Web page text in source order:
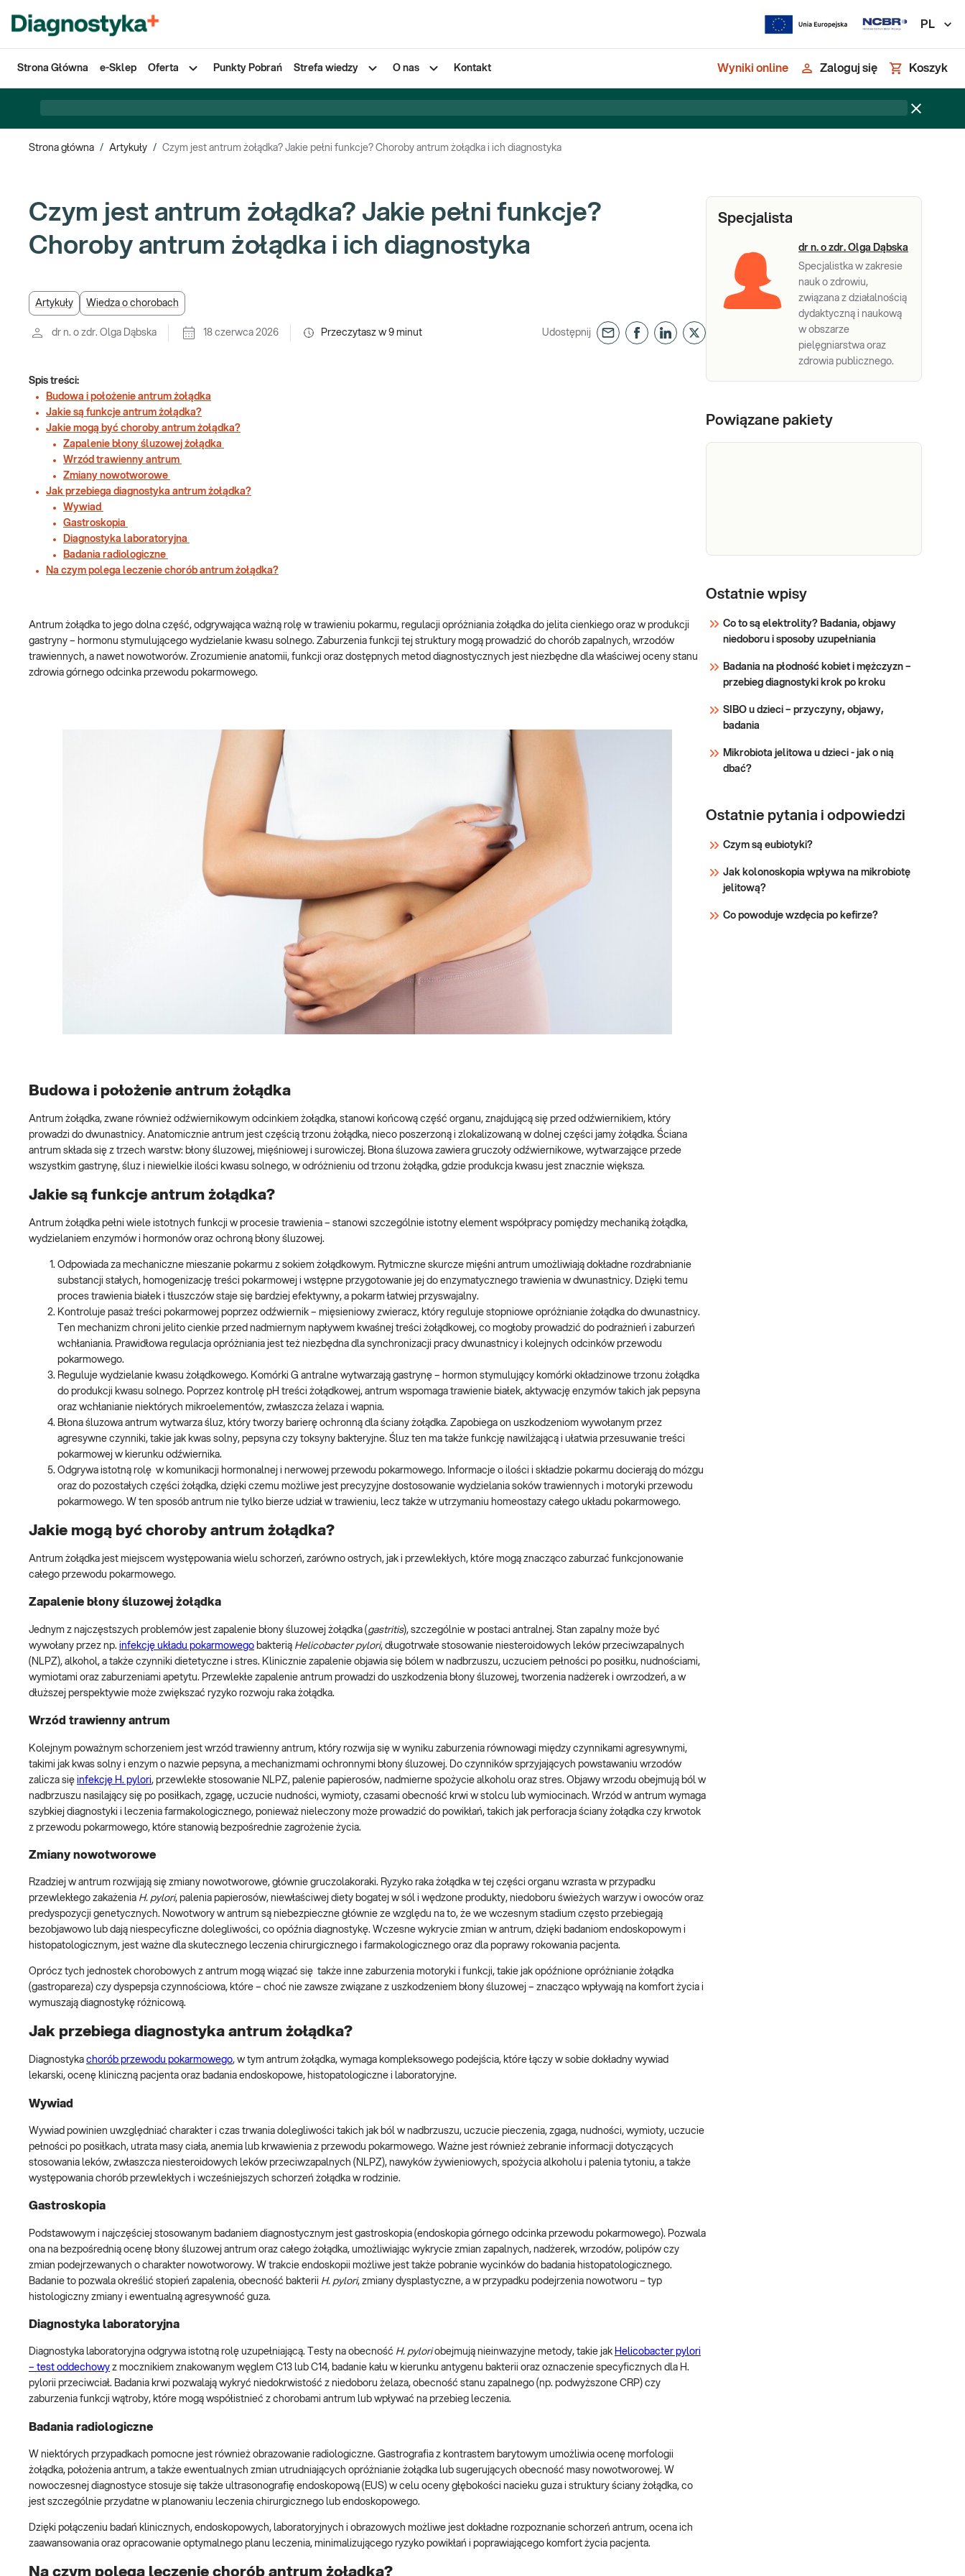
PL
Strona Główna e-Sklep Oferta Punkty Pobrań Strefa wiedzy O nas Kontakt Wyniki online Zaloguj się Koszyk
Strona główna / Artykuły / Czym jest antrum żołądka? Jakie pełni funkcje? Choroby antrum żołądka i ich diagnostyka
Czym jest antrum żołądka? Jakie pełni funkcje?
Choroby antrum żołądka i ich diagnostyka
Artykuły Wiedza o chorobach
dr n. o zdr. Olga Dąbska 18 czerwca 2026 Przeczytasz w 9 minut Udostępnij
Spis treści:
Budowa i położenie antrum żołądka
Jakie są funkcje antrum żołądka?
Jakie mogą być choroby antrum żołądka?
Zapalenie błony śluzowej żołądka
Wrzód trawienny antrum
Zmiany nowotworowe
Jak przebiega diagnostyka antrum żołądka?
Wywiad
Gastroskopia
Diagnostyka laboratoryjna
Badania radiologiczne
Na czym polega leczenie chorób antrum żołądka?
Antrum żołądka to jego dolna część, odgrywająca ważną rolę w trawieniu pokarmu, regulacji opróżniania żołądka do jelita cienkiego oraz w produkcji
gastryny – hormonu stymulującego wydzielanie kwasu solnego. Zaburzenia funkcji tej struktury mogą prowadzić do chorób zapalnych, wrzodów
trawiennych, a nawet nowotworów. Zrozumienie anatomii, funkcji oraz dostępnych metod diagnostycznych jest niezbędne dla właściwej oceny stanu
zdrowia górnego odcinka przewodu pokarmowego.
Budowa i położenie antrum żołądka
Antrum żołądka, zwane również odźwiernikowym odcinkiem żołądka, stanowi końcową część organu, znajdującą się przed odźwiernikiem, który
prowadzi do dwunastnicy. Anatomicznie antrum jest częścią trzonu żołądka, nieco poszerzoną i zlokalizowaną w dolnej części jamy żołądka. Ściana
antrum składa się z trzech warstw: błony śluzowej, mięśniowej i surowiczej. Błona śluzowa zawiera gruczoły odźwiernikowe, wytwarzające przede
wszystkim gastrynę, śluz i niewielkie ilości kwasu solnego, w odróżnieniu od trzonu żołądka, gdzie produkcja kwasu jest znacznie większa.
Jakie są funkcje antrum żołądka?
Antrum żołądka pełni wiele istotnych funkcji w procesie trawienia – stanowi szczególnie istotny element współpracy pomiędzy mechaniką żołądka,
wydzielaniem enzymów i hormonów oraz ochroną błony śluzowej.
Odpowiada za mechaniczne mieszanie pokarmu z sokiem żołądkowym. Rytmiczne skurcze mięśni antrum umożliwiają dokładne rozdrabnianie
substancji stałych, homogenizację treści pokarmowej i wstępne przygotowanie jej do enzymatycznego trawienia w dwunastnicy. Dzięki temu
proces trawienia białek i tłuszczów staje się bardziej efektywny, a pokarm łatwiej przyswajalny.
Kontroluje pasaż treści pokarmowej poprzez odźwiernik – mięsieniowy zwieracz, który reguluje stopniowe opróżnianie żołądka do dwunastnicy.
Ten mechanizm chroni jelito cienkie przed nadmiernym napływem kwaśnej treści żołądkowej, co mogłoby prowadzić do podrażnień i zaburzeń
wchłaniania. Prawidłowa regulacja opróżniania jest też niezbędna dla synchronizacji pracy dwunastnicy i kolejnych odcinków przewodu
pokarmowego.
Reguluje wydzielanie kwasu żołądkowego. Komórki G antralne wytwarzają gastrynę – hormon stymulujący komórki okładzinowe trzonu żołądka
do produkcji kwasu solnego. Poprzez kontrolę pH treści żołądkowej, antrum wspomaga trawienie białek, aktywację enzymów takich jak pepsyna
oraz wchłanianie niektórych mikroelementów, zwłaszcza żelaza i wapnia.
Błona śluzowa antrum wytwarza śluz, który tworzy barierę ochronną dla ściany żołądka. Zapobiega on uszkodzeniom wywołanym przez
agresywne czynniki, takie jak kwas solny, pepsyna czy toksyny bakteryjne. Śluz ten ma także funkcję nawilżającą i ułatwia przesuwanie treści
pokarmowej w kierunku odźwiernika.
Odgrywa istotną rolę w komunikacji hormonalnej i nerwowej przewodu pokarmowego. Informacje o ilości i składzie pokarmu docierają do mózgu
oraz do pozostałych części żołądka, dzięki czemu możliwe jest precyzyjne dostosowanie wydzielania soków trawiennych i motoryki przewodu
pokarmowego. W ten sposób antrum nie tylko bierze udział w trawieniu, lecz także w utrzymaniu homeostazy całego układu pokarmowego.
Jakie mogą być choroby antrum żołądka?
Antrum żołądka jest miejscem występowania wielu schorzeń, zarówno ostrych, jak i przewlekłych, które mogą znacząco zaburzać funkcjonowanie
całego przewodu pokarmowego.
Zapalenie błony śluzowej żołądka
Jednym z najczęstszych problemów jest zapalenie błony śluzowej żołądka (gastritis), szczególnie w postaci antralnej. Stan zapalny może być
wywołany przez np. infekcję układu pokarmowego bakterią Helicobacter pylori, długotrwałe stosowanie niesteroidowych leków przeciwzapalnych
(NLPZ), alkohol, a także czynniki dietetyczne i stres. Klinicznie zapalenie objawia się bólem w nadbrzuszu, uczuciem pełności po posiłku, nudnościami,
wymiotami oraz zaburzeniami apetytu. Przewlekłe zapalenie antrum prowadzi do uszkodzenia błony śluzowej, tworzenia nadżerek i owrzodzeń, a w
dłuższej perspektywie może zwiększać ryzyko rozwoju raka żołądka.
Wrzód trawienny antrum
Kolejnym poważnym schorzeniem jest wrzód trawienny antrum, który rozwija się w wyniku zaburzenia równowagi między czynnikami agresywnymi,
takimi jak kwas solny i enzym o nazwie pepsyna, a mechanizmami ochronnymi błony śluzowej. Do czynników sprzyjających powstawaniu wrzodów
zalicza się infekcję H. pylori, przewlekłe stosowanie NLPZ, palenie papierosów, nadmierne spożycie alkoholu oraz stres. Objawy wrzodu obejmują ból w
nadbrzuszu nasilający się po posiłkach, zgagę, uczucie nudności, wymioty, czasami obecność krwi w stolcu lub wymiocinach. Wrzód w antrum wymaga
szybkiej diagnostyki i leczenia farmakologicznego, ponieważ nieleczony może prowadzić do powikłań, takich jak perforacja ściany żołądka czy krwotok
z przewodu pokarmowego, które stanowią bezpośrednie zagrożenie życia.
Zmiany nowotworowe
Rzadziej w antrum rozwijają się zmiany nowotworowe, głównie gruczolakoraki. Ryzyko raka żołądka w tej części organu wzrasta w przypadku
przewlekłego zakażenia H. pylori, palenia papierosów, niewłaściwej diety bogatej w sól i wędzone produkty, niedoboru świeżych warzyw i owoców oraz
predyspozycji genetycznych. Nowotwory w antrum są niebezpieczne głównie ze względu na to, że we wczesnym stadium często przebiegają
bezobjawowo lub dają niespecyficzne dolegliwości, co opóźnia diagnostykę. Wczesne wykrycie zmian w antrum, dzięki badaniom endoskopowym i
histopatologicznym, jest ważne dla skutecznego leczenia chirurgicznego i farmakologicznego oraz dla poprawy rokowania pacjenta.
Oprócz tych jednostek chorobowych z antrum mogą wiązać się także inne zaburzenia motoryki i funkcji, takie jak opóźnione opróżnianie żołądka
(gastropareza) czy dyspepsja czynnościowa, które – choć nie zawsze związane z uszkodzeniem błony śluzowej – znacząco wpływają na komfort życia i
wymuszają diagnostykę różnicową.
Jak przebiega diagnostyka antrum żołądka?
Diagnostyka chorób przewodu pokarmowego, w tym antrum żołądka, wymaga kompleksowego podejścia, które łączy w sobie dokładny wywiad
lekarski, ocenę kliniczną pacjenta oraz badania endoskopowe, histopatologiczne i laboratoryjne.
Wywiad
Wywiad powinien uwzględniać charakter i czas trwania dolegliwości takich jak ból w nadbrzuszu, uczucie pieczenia, zgaga, nudności, wymioty, uczucie
pełności po posiłkach, utrata masy ciała, anemia lub krwawienia z przewodu pokarmowego. Ważne jest również zebranie informacji dotyczących
stosowania leków, zwłaszcza niesteroidowych leków przeciwzapalnych (NLPZ), nawyków żywieniowych, spożycia alkoholu i palenia tytoniu, a także
występowania chorób przewlekłych i wcześniejszych schorzeń żołądka w rodzinie.
Gastroskopia
Podstawowym i najczęściej stosowanym badaniem diagnostycznym jest gastroskopia (endoskopia górnego odcinka przewodu pokarmowego). Pozwala
ona na bezpośrednią ocenę błony śluzowej antrum oraz całego żołądka, umożliwiając wykrycie zmian zapalnych, nadżerek, wrzodów, polipów czy
zmian podejrzewanych o charakter nowotworowy. W trakcie endoskopii możliwe jest także pobranie wycinków do badania histopatologicznego.
Badanie to pozwala określić stopień zapalenia, obecność bakterii H. pylori, zmiany dysplastyczne, a w przypadku podejrzenia nowotworu – typ
histologiczny zmiany i ewentualną agresywność guza.
Diagnostyka laboratoryjna
Diagnostyka laboratoryjna odgrywa istotną rolę uzupełniającą. Testy na obecność H. pyloriobejmują nieinwazyjne metody, takie jak Helicobacter pylori
– test oddechowy z mocznikiem znakowanym węglem C13 lub C14, badanie kału w kierunku antygenu bakterii oraz oznaczenie specyficznych dla H.
pylorii przeciwciał. Badania krwi pozwalają wykryć niedokrwistość z niedoboru żelaza, obecność stanu zapalnego (np. podwyższone CRP) czy
zaburzenia funkcji wątroby, które mogą współistnieć z chorobami antrum lub wpływać na przebieg leczenia.
Badania radiologiczne
W niektórych przypadkach pomocne jest również obrazowanie radiologiczne. Gastrografia z kontrastem barytowym umożliwia ocenę morfologii
żołądka, położenia antrum, a także ewentualnych zmian utrudniających opróżnianie żołądka lub sugerujących obecność masy nowotworowej. W
nowoczesnej diagnostyce stosuje się także ultrasonografię endoskopową (EUS) w celu oceny głębokości nacieku guza i struktury ściany żołądka, co
jest szczególnie przydatne w planowaniu leczenia chirurgicznego lub endoskopowego.
Dzięki połączeniu badań klinicznych, endoskopowych, laboratoryjnych i obrazowych możliwe jest dokładne rozpoznanie schorzeń antrum, ocena ich
zaawansowania oraz opracowanie optymalnego planu leczenia, minimalizującego ryzyko powikłań i poprawiającego komfort życia pacjenta.
Na czym polega leczenie chorób antrum żołądka?
Specjalista
dr n. o zdr. Olga Dąbska
Specjalistka w zakresie
nauk o zdrowiu,
związana z działalnością
dydaktyczną i naukową
w obszarze
pielęgniarstwa oraz
zdrowia publicznego.
Powiązane pakiety
brzuszny ekspertów – Rada Medyczna
przygotowany i zweryfikowany
przez specjalistów Rady
która czuwa nad kliniczną
zasadnością oferowanych
wspomaga
Sprawdź
Ostatnie wpisy
Co to są elektrolity? Badania, objawy
niedoboru i sposoby uzupełniania
Badania na płodność kobiet i mężczyzn –
przebieg diagnostyki krok po kroku
SIBO u dzieci – przyczyny, objawy,
badania
Mikrobiota jelitowa u dzieci - jak o nią
dbać?
Ostatnie pytania i odpowiedzi
Czym są eubiotyki?
Jak kolonoskopia wpływa na mikrobiotę
jelitową?
Co powoduje wzdęcia po kefirze?